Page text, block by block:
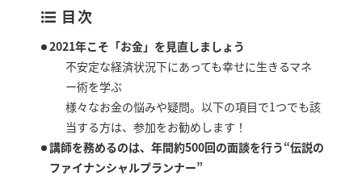
目次
2021年こそ「お金」を見直しましょう
不安定な経済状況下にあっても幸せに生きるマネ
ー術を学ぶ
様々なお金の悩みや疑問。以下の項目で1つでも該
当する方は、参加をお勧めします！
講師を務めるのは、年間約500回の面談を行う“伝説の
ファイナンシャルプランナー”